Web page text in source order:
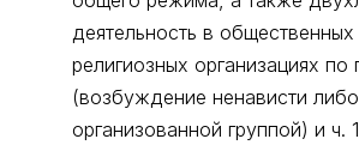
деятельность в
религиозных организациях по
(возбуждение ненависти
организованной группой) и ч.